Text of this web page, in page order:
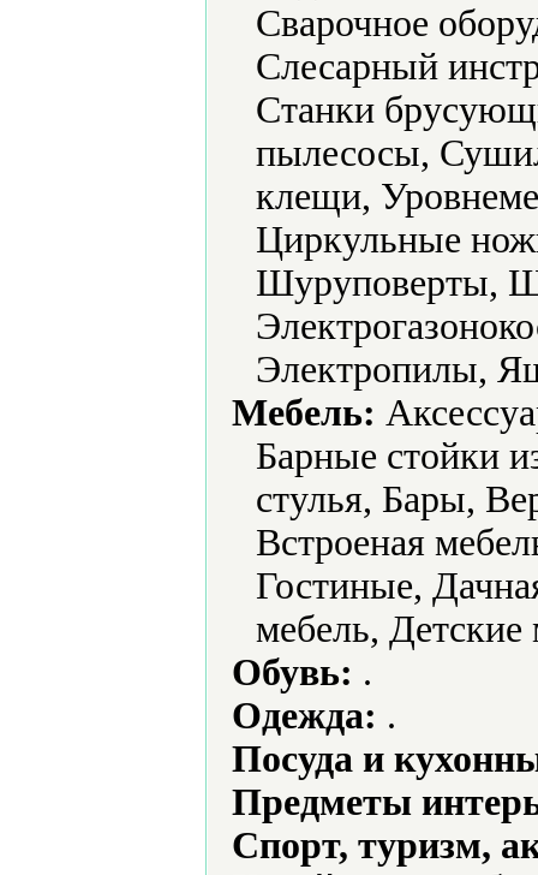
Сварочное
Слесарный
Станки
пылесосы,
клещи,
Циркульные
Шуруповерты,
Электропилы,
Мебель:
Барные стойки
стулья, Бары,
Встроеная
Гостиные,
мебель, Детские
Обувь: .
Одежда: .
Посуда и
Предметы
Спорт, туризм,